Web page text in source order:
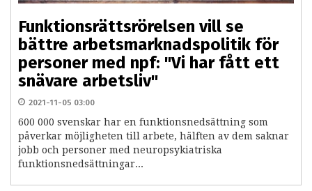
Funktionsrättsrörelsen vill se
bättre arbetsmarknadspolitik för
personer med npf: "Vi har fått ett
snävare arbetsliv"
2021-11-05 03:00
600 000 svenskar har en funktionsnedsättning som
påverkar möjligheten till arbete, hälften av dem saknar
jobb och personer med neuropsykiatriska
funktionsnedsättningar...